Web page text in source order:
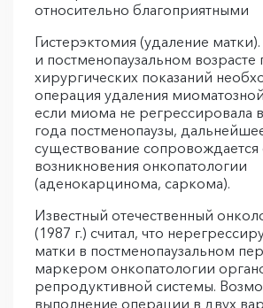
относительно благоприятными
Гистерэктомия (удаление
и постменопаузальном возрасте
хирургических показаний
операция удаления миоматозной
если миома не регрессировала
года постменопаузы,
существование сопровождается
возникновения онкопатологии
(аденокарцинома, саркома).
Известный отечественный
(1987 г.) считал, что
матки в постменопаузальном
маркером онкопатологии
репродуктивной системы.
выполнение операции в двух